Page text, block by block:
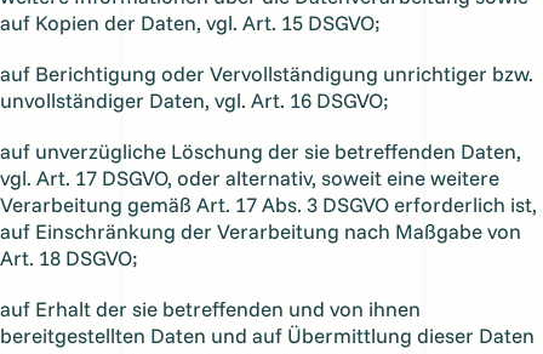
auf Kopien der Daten, vgl. Art. 15 DSGVO;
auf Berichtigung oder Vervollständigung unrichtiger bzw.
unvollständiger Daten, vgl. Art. 16 DSGVO;
auf unverzügliche Löschung der sie betreffenden Daten,
vgl. Art. 17 DSGVO, oder alternativ, soweit eine weitere
Verarbeitung gemäß Art. 17 Abs. 3 DSGVO erforderlich ist,
auf Einschränkung der Verarbeitung nach Maßgabe von
Art. 18 DSGVO;
auf Erhalt der sie betreffenden und von ihnen
bereitgestellten Daten und auf Übermittlung dieser Daten